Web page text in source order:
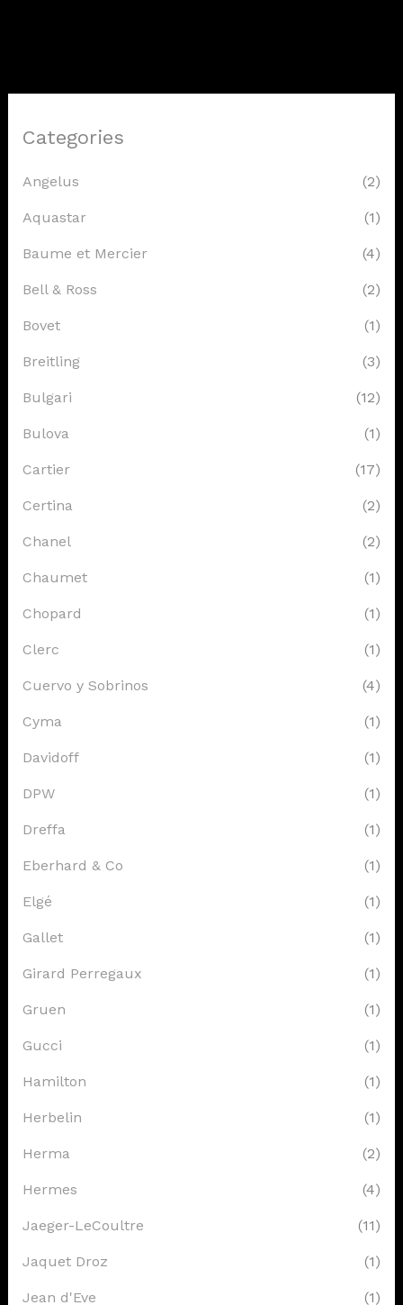
Categories
Angelus (2)
Aquastar (1)
Baume et Mercier (4)
Bell & Ross (2)
Bovet (1)
Breitling (3)
Bulgari (12)
Bulova (1)
Cartier (17)
Certina (2)
Chanel (2)
Chaumet (1)
Chopard (1)
Clerc (1)
Cuervo y Sobrinos (4)
Cyma (1)
Davidoff (1)
DPW (1)
Dreffa (1)
Eberhard & Co (1)
Elgé (1)
Gallet (1)
Girard Perregaux (1)
Gruen (1)
Gucci (1)
Hamilton (1)
Herbelin (1)
Herma (2)
Hermes (4)
Jaeger-LeCoultre (11)
Jaquet Droz (1)
Jean d'Eve (1)